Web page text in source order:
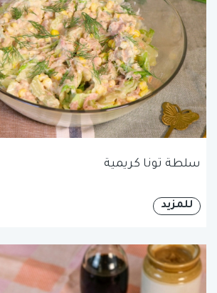
سلطة تونا كريمية
للمزيد